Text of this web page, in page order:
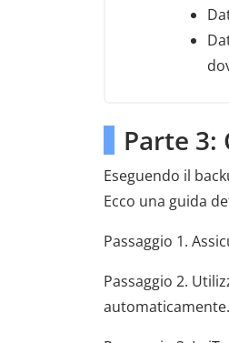
Parte 3:
Eseguendo il
Ecco una guida
Passaggio 1.
Passaggio 2.
automaticamente.